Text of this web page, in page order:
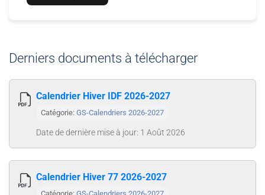
Derniers documents à télécharger
Calendrier Hiver IDF 2026-2027
Catégorie: GS-Calendriers 2026-2027
Date de dernière mise à jour: 1 Août 2026
Calendrier Hiver 77 2026-2027